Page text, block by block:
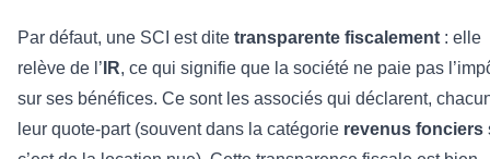
Par défaut, une SCI est dite transparente fiscalement : elle
relève de l’ IR, ce qui signifie que la société ne paie pas
sur ses bénéfices. Ce sont les associés qui déclarent,
leur quote-part (souvent dans la catégorie revenus fonciers